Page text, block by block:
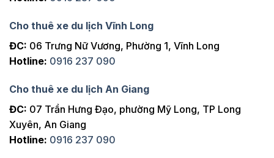
Cho thuê xe du lịch Vĩnh Long
ĐC: 06 Trưng Nữ Vương, Phường 1, Vĩnh Long
Hotline: 0916 237 090
Cho thuê xe du lịch An Giang
ĐC: 07 Trần Hưng Đạo, phường Mỹ Long, TP Long
Xuyên, An Giang
Hotline: 0916 237 090